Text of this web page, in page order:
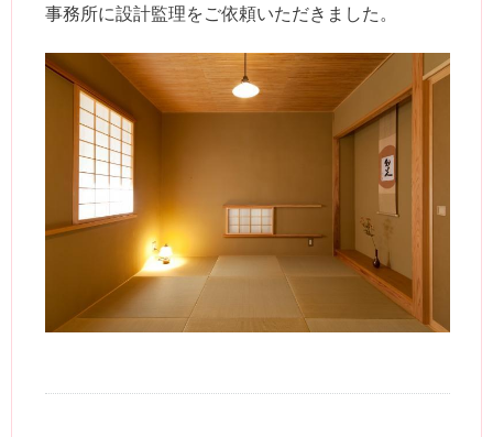
事務所に設計監理をご依頼いただきました。